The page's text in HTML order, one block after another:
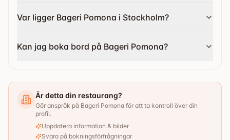
Var ligger Bageri Pomona i Stockholm?
Kan jag boka bord på Bageri Pomona?
Är detta din restaurang?
Gör anspråk på Bageri Pomona för att ta kontroll över din
profil.
Uppdatera information & bilder
Svara på bokningsförfrågningar